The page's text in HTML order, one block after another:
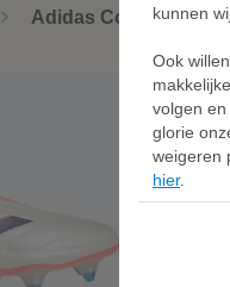
Adidas Copa Pure 3
kunnen
Ook
volgen
glorie
weigeren
hier.